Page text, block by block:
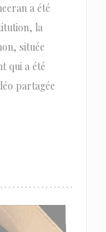
a été
la
située
qui a été
partagée